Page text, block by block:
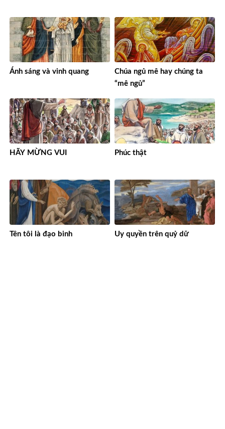
Ánh sáng và vinh quang
Chúa ngủ mê hay chúng ta
“mê ngủ”
HÃY MỪNG VUI Phúc thật
Tên tôi là đạo binh Uy quyền trên quỷ dữ